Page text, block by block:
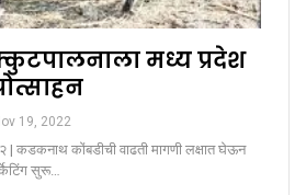
मध्य प्रदेश
19, 2022
| कडकनाथ कोंबडीची वाढती मागणी लक्षात घेऊन
सुरू…